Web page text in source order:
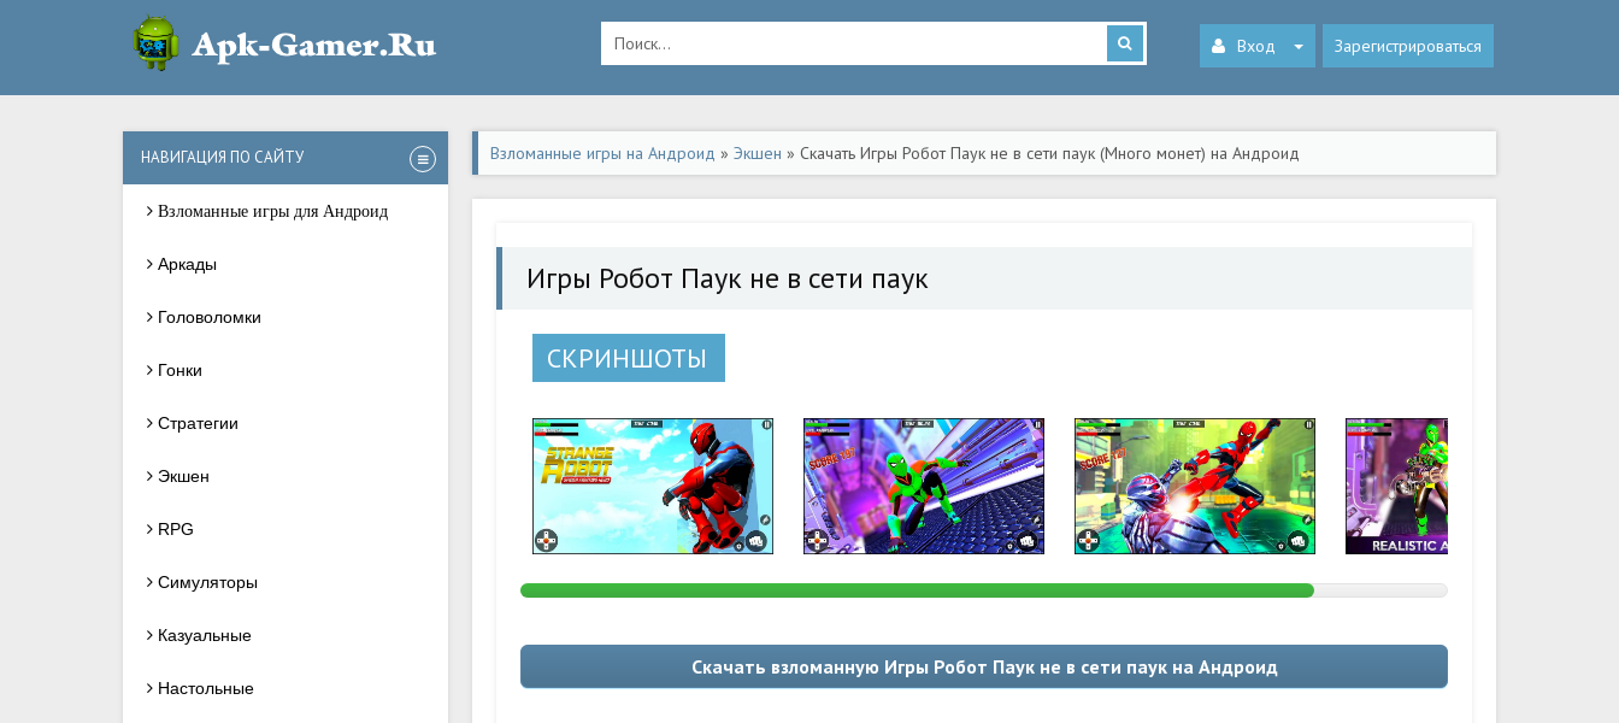
Вход Зарегистрироваться
НАВИГАЦИЯ ПО САЙТУ
Взломанные игры для Андроид
Аркады
Головоломки
Гонки
Стратегии
Экшен
RPG
Симуляторы
Казуальные
Настольные
Взломанные игры на Андроид » Экшен » Скачать Игры Робот Паук не в сети паук (Много монет) на Андроид
Игры Робот Паук не в сети паук
СКРИНШОТЫ
Скачать взломанную Игры Робот Паук не в сети паук на Андроид